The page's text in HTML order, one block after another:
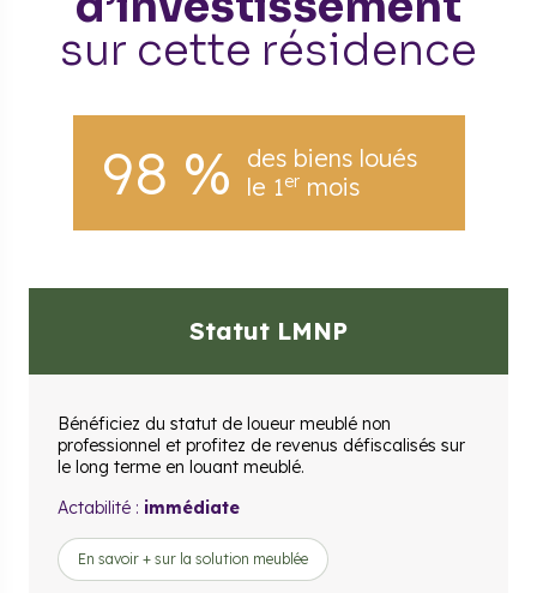
sur cette résidence
98 %
des biens loués
le 1ermois
Statut LMNP
Bénéficiez du statut de loueur meublé non
professionnel et profitez de revenus défiscalisés sur
le long terme en louant meublé.
Actabilité : immédiate
En savoir + sur la solution meublée